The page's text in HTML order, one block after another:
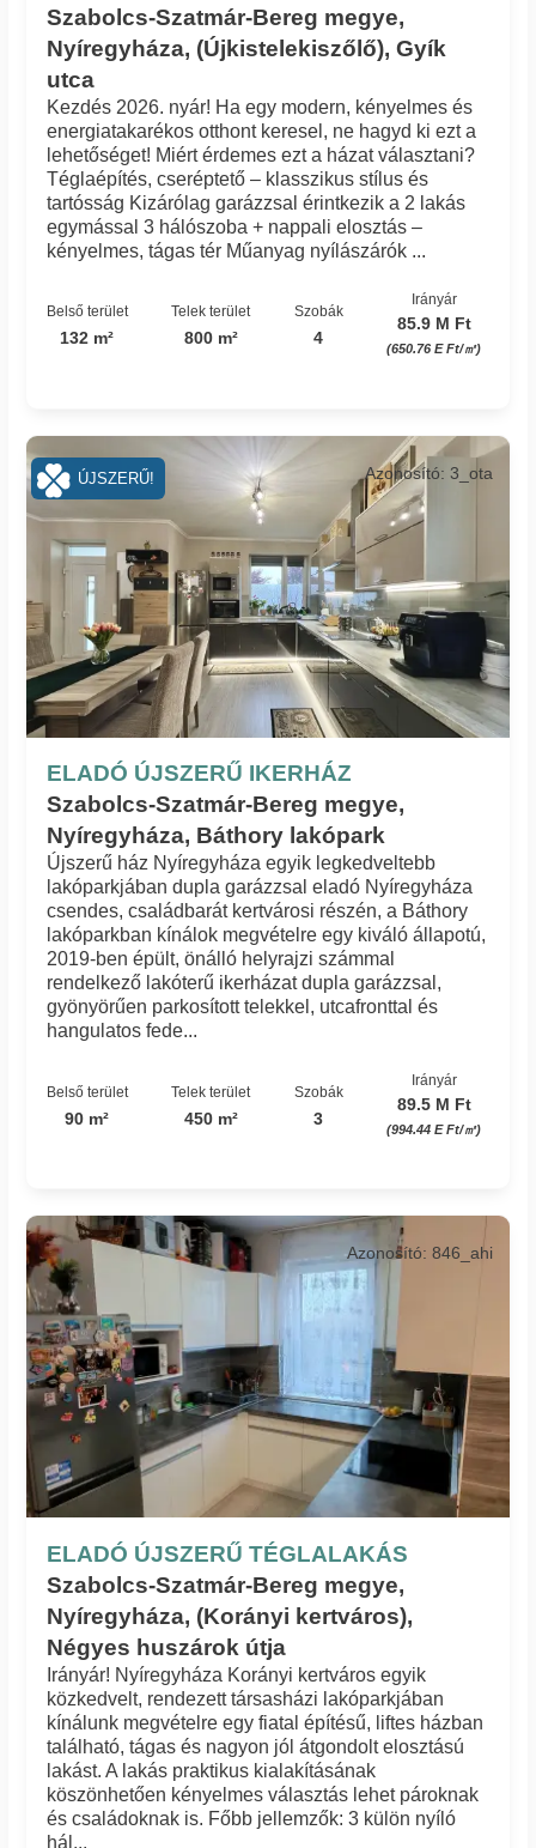
Szabolcs-Szatmár-Bereg megye,
Nyíregyháza, (Újkistelekiszőlő), Gyík
utca
Kezdés 2026. nyár! Ha egy modern, kényelmes és
energiatakarékos otthont keresel, ne hagyd ki ezt a
lehetőséget! Miért érdemes ezt a házat választani?
Téglaépítés, cseréptető – klasszikus stílus és
tartósság Kizárólag garázzsal érintkezik a 2 lakás
egymással 3 hálószoba + nappali elosztás –
kényelmes, tágas tér Műanyag nyílászárók ...
Belső terület
132 m²
Telek terület
800 m²
Szobák
4
Irányár
85.9 M Ft
(650.76 E Ft/㎡)
ELADÓ ÚJSZERŰ IKERHÁZ
Szabolcs-Szatmár-Bereg megye,
Nyíregyháza, Báthory lakópark
Azonosító: 3_ota
Újszerű ház Nyíregyháza egyik legkedveltebb
lakóparkjában dupla garázzsal eladó Nyíregyháza
csendes, családbarát kertvárosi részén, a Báthory
lakóparkban kínálok megvételre egy kiváló állapotú,
2019-ben épült, önálló helyrajzi számmal
rendelkező lakóterű ikerházat dupla garázzsal,
gyönyörűen parkosított telekkel, utcafronttal és
hangulatos fede...
Belső terület
90 m²
Telek terület
450 m²
Szobák
3
Irányár
89.5 M Ft
(994.44 E Ft/㎡)
ÚJSZERŰ!
ELADÓ ÚJSZERŰ TÉGLALAKÁS
Szabolcs-Szatmár-Bereg megye,
Nyíregyháza, (Korányi kertváros),
Négyes huszárok útja
Azonosító: 846_ahi
Irányár! Nyíregyháza Korányi kertváros egyik
közkedvelt, rendezett társasházi lakóparkjában
kínálunk megvételre egy fiatal építésű, liftes házban
található, tágas és nagyon jól átgondolt elosztású
lakást. A lakás praktikus kialakításának
köszönhetően kényelmes választás lehet pároknak
és családoknak is. Főbb jellemzők: 3 külön nyíló
hál...